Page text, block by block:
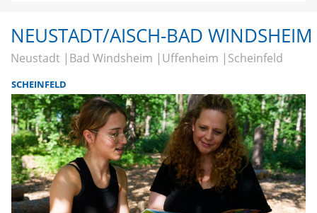
NEUSTADT/AISCH-BAD WINDSHEIM
Neustadt Bad Windsheim Uffenheim Scheinfeld
SCHEINFELD